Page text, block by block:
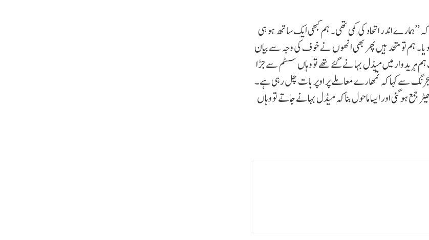
اندر اتحاد کی کمی تھی۔ ہم کبھی ایک ساتھ ہو ہی
ہم تو متحد ہیں پھر بھی انھوں نے خوف کی وجہ سے بیان
ہریدوار میں میڈل بہانے گئے تھے تو وہاں سسٹم سے جڑا
سے کہا کہ تمھارے معاملے پر اوپر بات چل رہی ہے۔
جمع ہو گئی اور ایسا ماحول بنا کہ میڈل بہانے جاتے تو وہاں